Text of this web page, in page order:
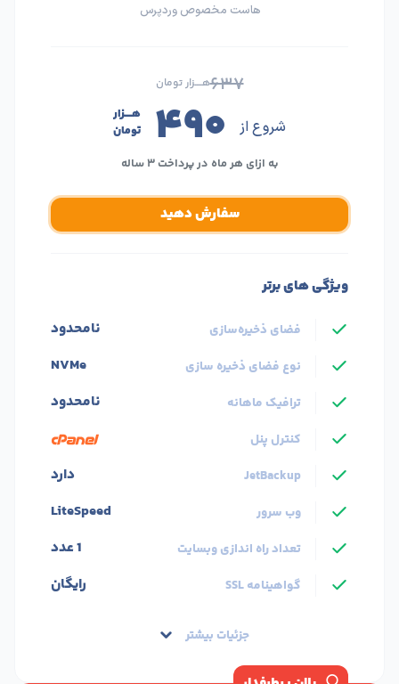
هاست مخصوص وردپرس
۶۳۷هــــزار تومان
شروع از ۴۹۰
هــــزار
تومان
به ازای هر ماه در پرداخت ۳ ساله
سفارش دهید
ویژگی های برتر
فضای ذخیره‌سازی نامحدود
نوع فضای ذخیره سازی NVMe
ترافیک ماهانه نامحدود
کنترل پنل
JetBackup
دارد
وب سرور LiteSpeed
تعداد راه اندازی وبسایت 1 عدد
گواهینامه SSL رایگان
جزئیات بیشتر